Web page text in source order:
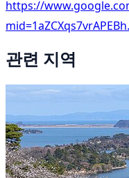
https://
관련 지역